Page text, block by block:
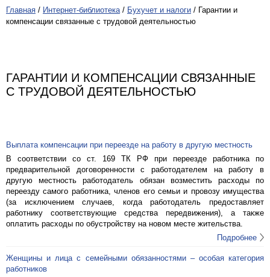
Главная / Интернет-библиотека / Бухучет и налоги / Гарантии и
компенсации связанные с трудовой деятельностью
ГАРАНТИИ И КОМПЕНСАЦИИ СВЯЗАННЫЕ
С ТРУДОВОЙ ДЕЯТЕЛЬНОСТЬЮ
Выплата компенсации при переезде на работу в другую местность
В соответствии со ст. 169 ТК РФ при переезде работника по
предварительной договоренности с работодателем на работу в
другую местность работодатель обязан возместить расходы по
переезду самого работника, членов его семьи и провозу имущества
(за исключением случаев, когда работодатель предоставляет
работнику соответствующие средства передвижения), а также
оплатить расходы по обустройству на новом месте жительства.
Подробнее
Женщины и лица с семейными обязанностями – особая категория
работников